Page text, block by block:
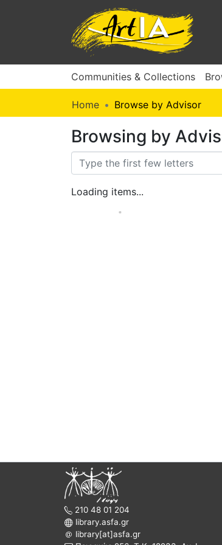
Communities & Collections
Home Browse by Advisor
Browsing by
Loading items...
210 48 01 204
library.asfa.gr
library[at]asfa.gr